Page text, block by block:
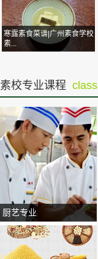
寒露素食菜谱|广州素食学校
素...
素校专业课程 class
厨艺专业